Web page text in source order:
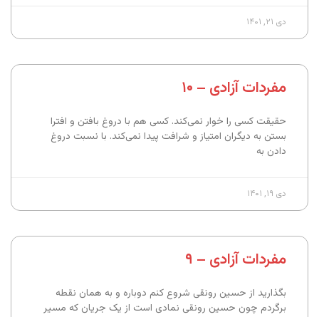
دی ۲۱, ۱۴۰۱
مفردات آزادی – ۱۰
حقیقت کسی را خوار نمی‌کند. کسی هم با دروغ بافتن و افترا
بستن به دیگران امتیاز و شرافت پیدا نمی‌کند. با نسبت دروغ
دادن به
دی ۱۹, ۱۴۰۱
مفردات آزادی – ۹
بگذارید از حسین رونقی شروع کنم دوباره و به همان نقطه
برگردم چون حسین رونقی نمادی است از یک جریان که مسیر